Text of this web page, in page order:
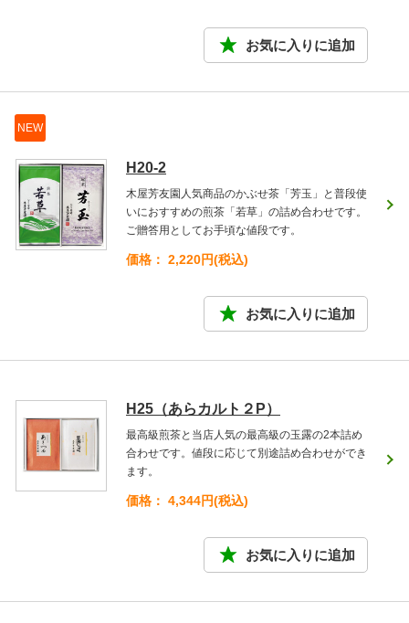
NEW
H20-2
木屋芳友園人気商品のかぶせ茶「芳玉」と普段使
いにおすすめの煎茶「若草」の詰め合わせです。
ご贈答用としてお手頃な値段です。
価格： 2,220円(税込)
H25（あらカルト２P）
最高級煎茶と当店人気の最高級の玉露の2本詰め
合わせです。値段に応じて別途詰め合わせができ
ます。
価格： 4,344円(税込)